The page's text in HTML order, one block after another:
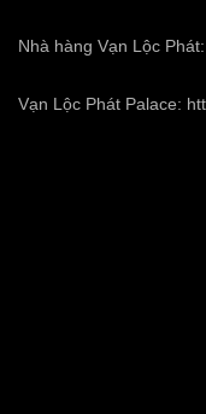
Nhà hàng Vạn Lộc Phát:
Vạn Lộc Phát Palace: